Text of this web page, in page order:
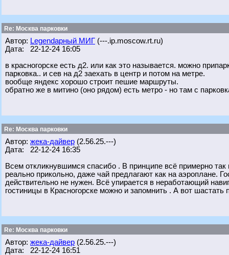
Re: Москва парковки
Автор: Legendарный МИГ (---.ip.moscow.rt.ru)
Дата: 22-12-24 16:05
в красногорске есть д2. или как это называется. можно
парковка.. и сев на д2 заехать в центр и потом на метре.
вообще яндекс хорошо строит пешие маршруты.
обратно же в митино (оно рядом) есть метро - но там с
Re: Москва парковки
Автор: жека-дайвер (2.56.25.---)
Дата: 22-12-24 16:35
Всем откликнувшимся спасибо . В принципе всё примерно так
реально прикольно, даже чай предлагают как на аэроплане.
действительно не нужен. Всё упирается в неработающий
гостиницы в Красногорске можно и запомнить . А вот шастать
Re: Москва парковки
Автор: жека-дайвер (2.56.25.---)
Дата: 22-12-24 16:51